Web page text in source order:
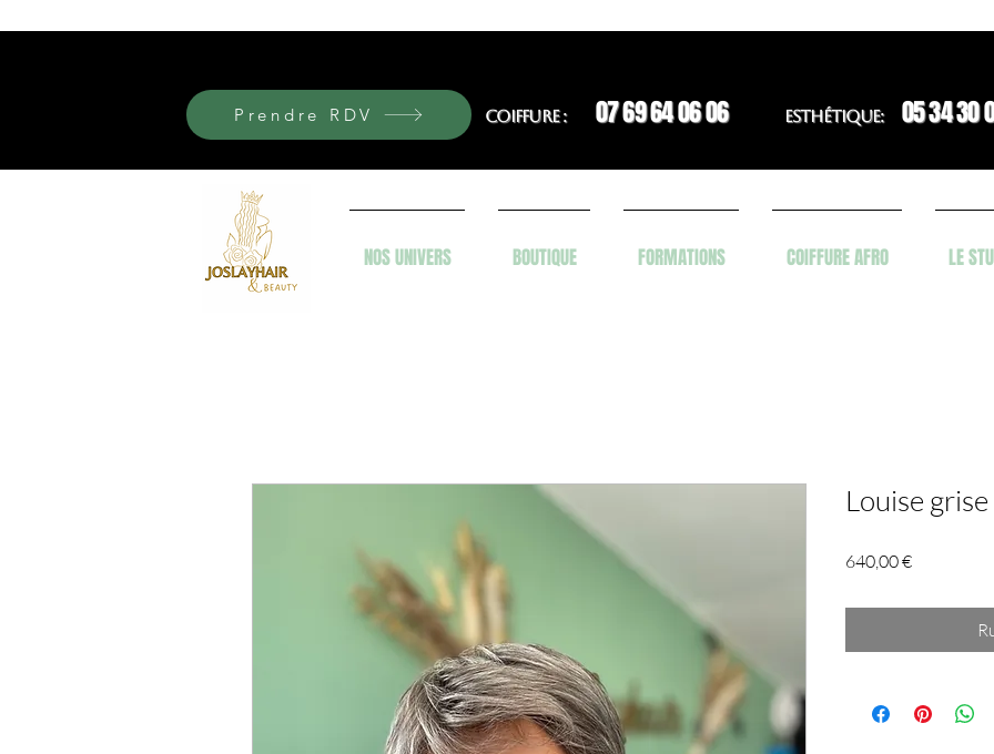
Prendre RDV COIFFURE : 07 69 64 06 06 ESTHÉTIQUE: 05 34 30
NOS UNIVERS BOUTIQUE FORMATIONS COIFFURE AFRO LE
Louise grise
640,00 €Prix